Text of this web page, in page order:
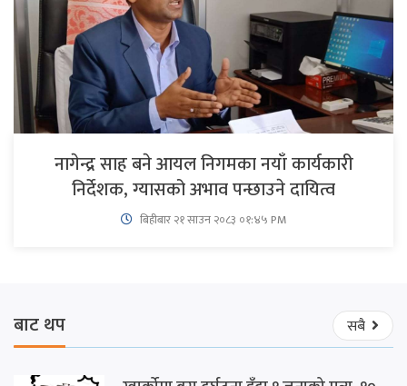
नागेन्द्र साह बने आयल निगमका नयाँ कार्यकारी
निर्देशक, ग्यासको अभाव पन्छाउने दायित्व
बिहीबार २१ साउन २०८३ ०१:४५ PM
बाट थप सबै